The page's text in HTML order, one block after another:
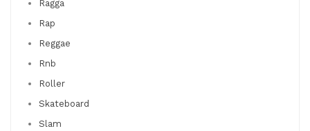
Ragga
Rap
Reggae
Rnb
Roller
Skateboard
Slam